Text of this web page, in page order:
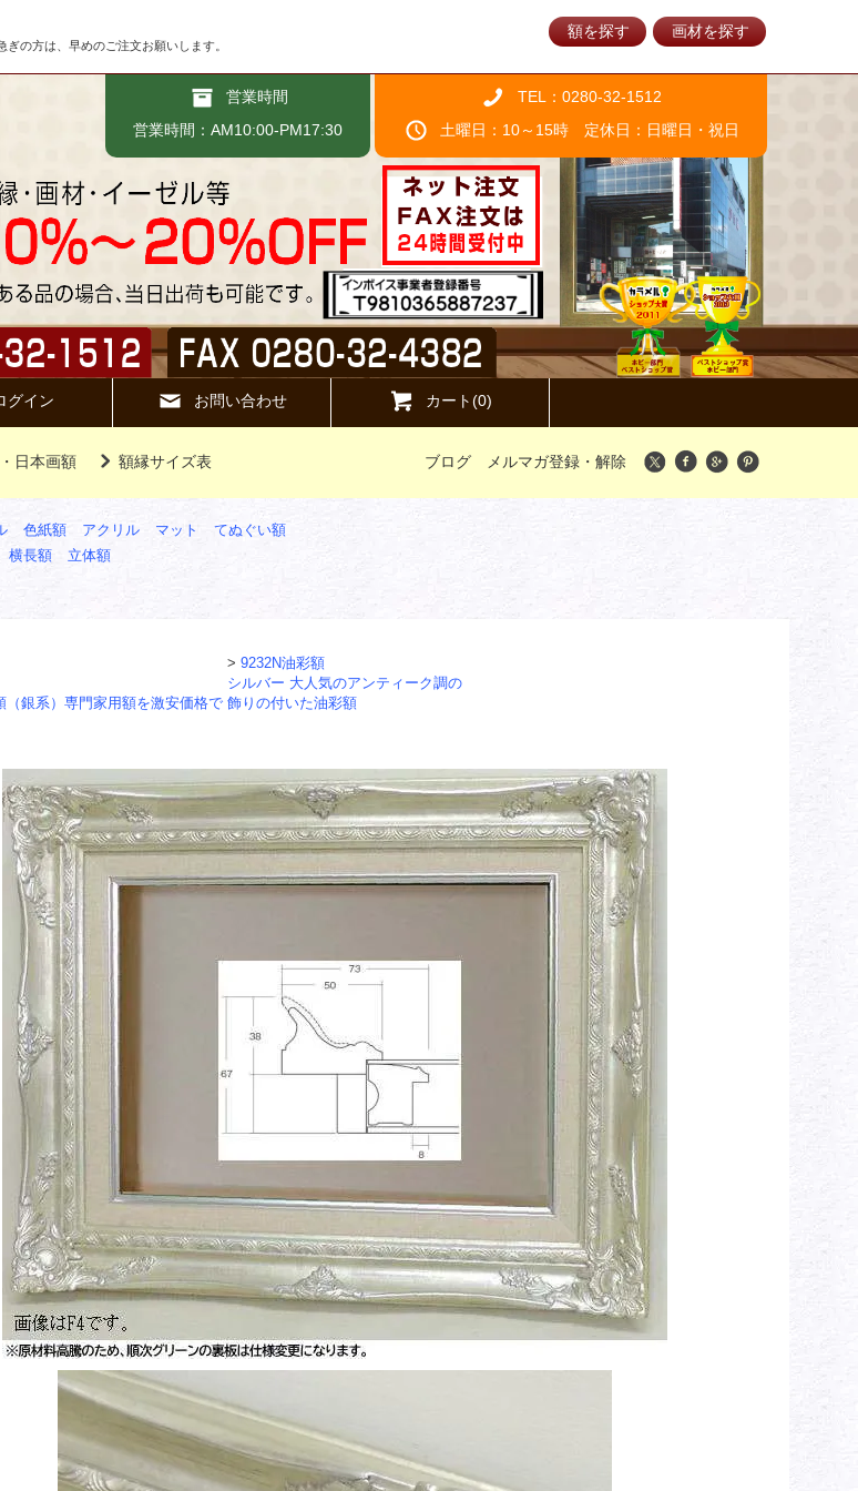
の方は、早めのご注文お願いします。
額を探す 画材を探す
営業時間
営業時間：AM10:00-PM17:30
TEL：0280-32-1512
土曜日：10～15時 定休日：日曜日・祝日
グイン お問い合わせ カート(0)
日本画額 額縁サイズ表 ブログ メルマガ登録・解除
色紙額 アクリル マット
てぬぐい額
横長額 立体額
（銀系）専門家用額を激安価格で
> 9232N油彩額
シルバー 大人気のアンティーク調の
飾りの付いた油彩額